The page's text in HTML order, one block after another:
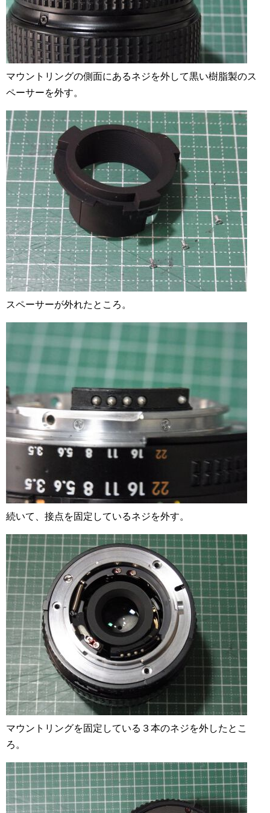
マウントリングの側面にあるネジを外して黒い樹脂製のス
ペーサーを外す。
スペーサーが外れたところ。
続いて、接点を固定しているネジを外す。
マウントリングを固定している３本のネジを外したとこ
ろ。